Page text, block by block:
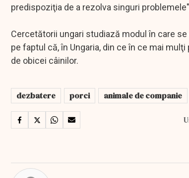
predispoziţia de a rezolva singuri
Cercetătorii ungari studiază modul în care
pe faptul că, în Ungaria, din ce în ce mai
de obicei câinilor.
dezbatere porci animale de companie